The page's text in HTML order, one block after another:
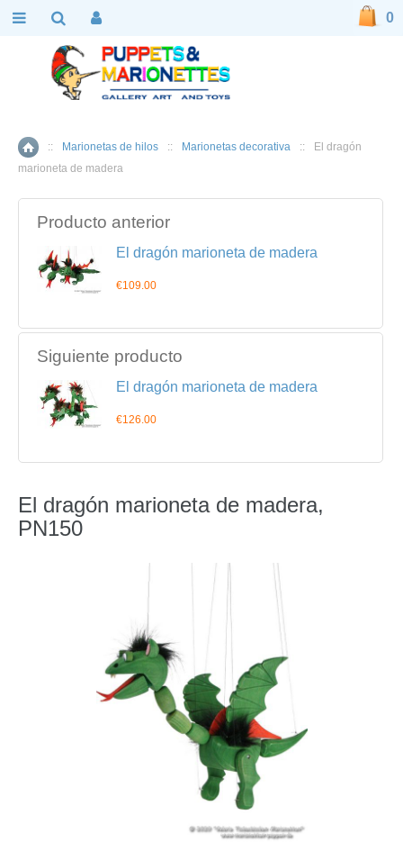
Inicio
:: Marionetas de hilos :: Marionetas decorativa ::
El dragón
marioneta de madera
Producto anterior
El dragón marioneta de madera
€109.00
Siguiente producto
El dragón marioneta de madera
€126.00
El dragón marioneta de madera,
PN150
0